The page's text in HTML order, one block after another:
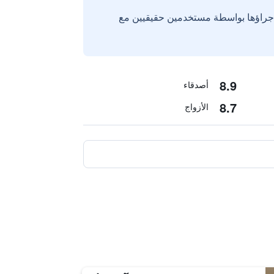
بواسطة مستخدمين حقيقيين مع
8.9 أصدقاء
8.7 الأزواج